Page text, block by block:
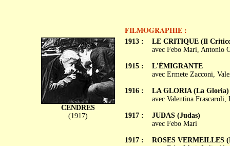
FILMOGRAPHIE :
CENDRES
(1917)
1913 :
1915 :
1916 :
1917 :
1917 :
LE CRITIQUE (Il
avec Febo Mari, Antonio
L'ÉMIGRANTE
avec Ermete Zacconi,
LA GLORIA (La Gloria)
avec Valentina
JUDAS (Judas)
avec Febo Mari
ROSES VERMEILLES